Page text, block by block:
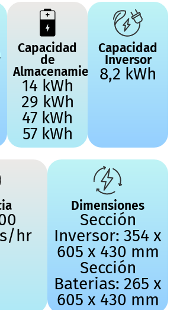
Capacidad
de
Almacenamiento
14 kWh
29 kWh
47 kWh
57 kWh
Capacidad
Inversor
8,2 kWh
hr
Dimensiones
Sección
Inversor: 354 x
605 x 430 mm
Sección
Baterias: 265 x
605 x 430 mm